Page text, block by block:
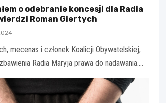
o odebranie koncesji dla Radia
Roman Giertych
mecenas i członek Koalicji Obywatelskiej,
Radia Maryja prawa do nadawania.…